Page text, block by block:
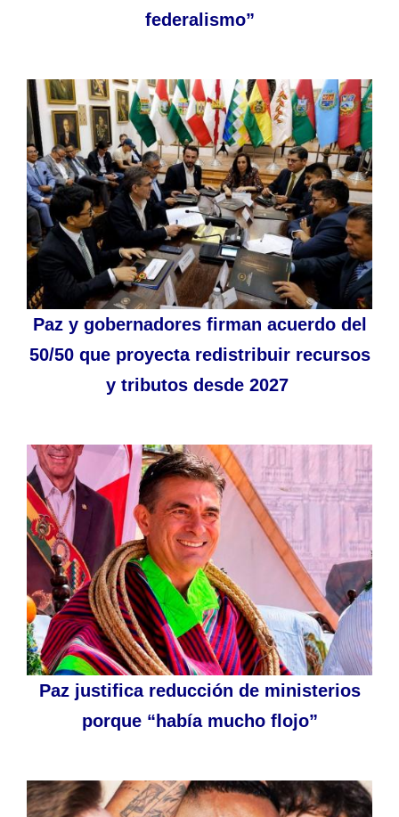
federalismo”
Paz y gobernadores firman acuerdo del
50/50 que proyecta redistribuir recursos
y tributos desde 2027
Paz justifica reducción de ministerios
porque “había mucho flojo”